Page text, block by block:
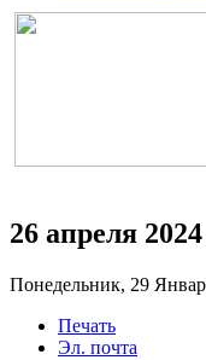
26 апреля
Понедельник, 29
Печать
Эл. почта